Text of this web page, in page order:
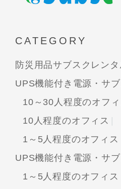
CATEGORY
防災用品サブスクレンタ
UPS機能付き電源・サ
10～30人程度のオフィ
10人程度のオフィス
1～5人程度のオフィス
UPS機能付き電源・サ
1～5人程度のオフィス